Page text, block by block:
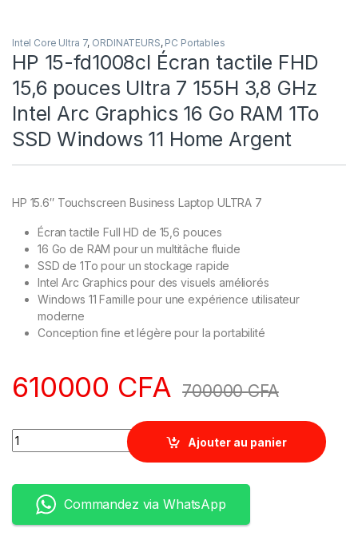
Intel Core Ultra 7, ORDINATEURS, PC Portables
HP 15-fd1008cl Écran tactile FHD
15,6 pouces Ultra 7 155H 3,8 GHz
Intel Arc Graphics 16 Go RAM 1To
SSD Windows 11 Home Argent
HP 15.6″ Touchscreen Business Laptop ULTRA 7
Écran tactile Full HD de 15,6 pouces
16 Go de RAM pour un multitâche fluide
SSD de 1To pour un stockage rapide
Intel Arc Graphics pour des visuels améliorés
Windows 11 Famille pour une expérience utilisateur
moderne
Conception fine et légère pour la portabilité
610000 CFA 700000CFA
Quantity
Ajouter au panier
Commandez via WhatsApp